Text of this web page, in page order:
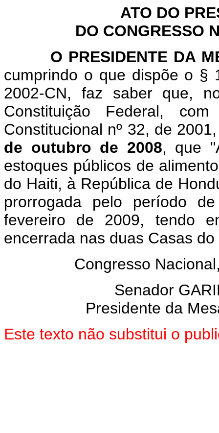
ATO DO
DO CONGRESSO
O PRESIDENTE DA
cumprindo o que dispõe o §
2002-CN, faz saber que,
Constituição Federal,
Constitucional nº 32, de
de outubro de 2008, que "
estoques públicos de
do Haiti, à República de
prorrogada pelo período
fevereiro de 2009, tendo
encerrada nas duas Casas
Congresso
Senador
Presidente da
Este texto não substitui o